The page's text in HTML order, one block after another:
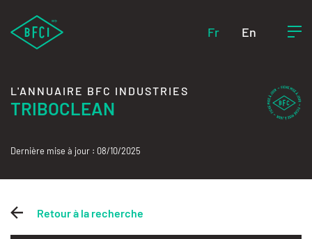
Fr En
L'ANNUAIRE BFC INDUSTRIES
TRIBOCLEAN
Dernière mise à jour : 08/10/2025
Retour à la recherche